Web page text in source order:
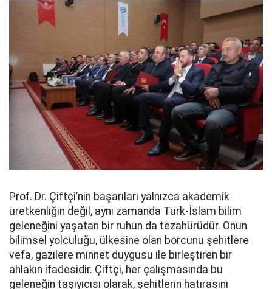
Prof. Dr. Çiftçi’nin başarıları yalnızca akademik
üretkenliğin değil, aynı zamanda Türk-İslam bilim
geleneğini yaşatan bir ruhun da tezahürüdür. Onun
bilimsel yolculuğu, ülkesine olan borcunu şehitlere
vefa, gazilere minnet duygusu ile birleştiren bir
ahlakın ifadesidir. Çiftçi, her çalışmasında bu
geleneğin taşıyıcısı olarak, şehitlerin hatırasını